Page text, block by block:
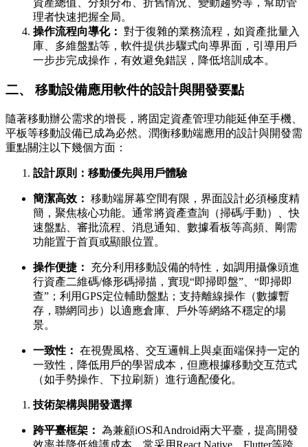
資產總值、分類分布、折舊情況、變動趨勢等，幫助管
理者快速把握全局。
操作流程向導化： 對于復雜的業務流程，如資產批量入
庫、多維盤點等，軟件提供步驟式向導界面，引導用戶
一步步完成操作，有效避免錯誤，降低培訓成本。
二、 移動設備應用軟件的設計與開發要點
隨著移動辦公需求的增長，將固定資產管理功能延伸至手機、
平板等移動設備已成為必然。潤衡移動端應用的設計與開發需
重點關注以下幾個方面：
設計原則：移動優先與用戶體驗
簡潔高效： 移動端屏幕空間有限，界面設計必須極度精
簡，聚焦核心功能。通常將資產查詢（掃碼/手動）、快
速盤點、審批流程、消息通知、數據看板等高頻、剛需
功能置于首頁或顯眼位置。
操作便捷：
充分利用移動設備的特性，如調用攝像頭進
行資產二維碼/條形碼掃描，實現“即掃即盤”、“即掃即
查”；利用GPS定位輔助盤點；支持離線操作（數據暫
存，聯網同步）以適應倉庫、戶外等網絡不穩定的場
景。
一致性： 在視覺風格、交互邏輯上與桌面端保持一定的
一致性，降低用戶的學習成本，但應根據移動交互范式
（如手勢操作、下拉刷新）進行適配優化。
技術架構與開發選擇
跨平臺框架： 為兼顧iOS和Android兩大平臺，提高開發
效率并降低維護成本，常采用React Native、Flutter等跨